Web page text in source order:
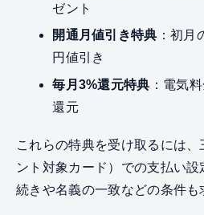
ゼント
開通月値引き特典 ：初
円値引き
毎月3%還元特典 ：電気
還元
これらの特典を受け取るには
ント対象カード）での支払い
続きや名義の一致などの条件も